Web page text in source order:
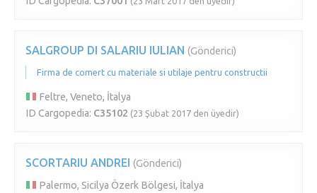
SALGROUP DI SALARIU IULIAN (Gönderici)
Firma de comert cu materiale si utilaje pentru constructii
Feltre, Veneto, İtalya
ID Cargopedia: C35102 (23 Şubat 2017 den üyedir)
SCORTARIU ANDREI (Gönderici)
Palermo, Sicilya Özerk Bölgesi, İtalya